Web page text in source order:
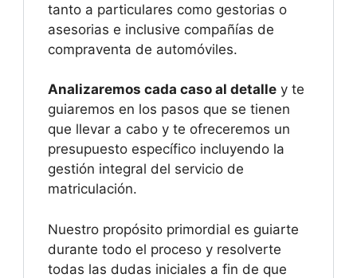
tanto a particulares como gestorias o
asesorias e inclusive compañías de
compraventa de automóviles.
Analizaremos cada caso al detalle y te
guiaremos en los pasos que se tienen
que llevar a cabo y te ofreceremos un
presupuesto específico incluyendo la
gestión integral del servicio de
matriculación.
Nuestro propósito primordial es guiarte
durante todo el proceso y resolverte
todas las dudas iniciales a fin de que